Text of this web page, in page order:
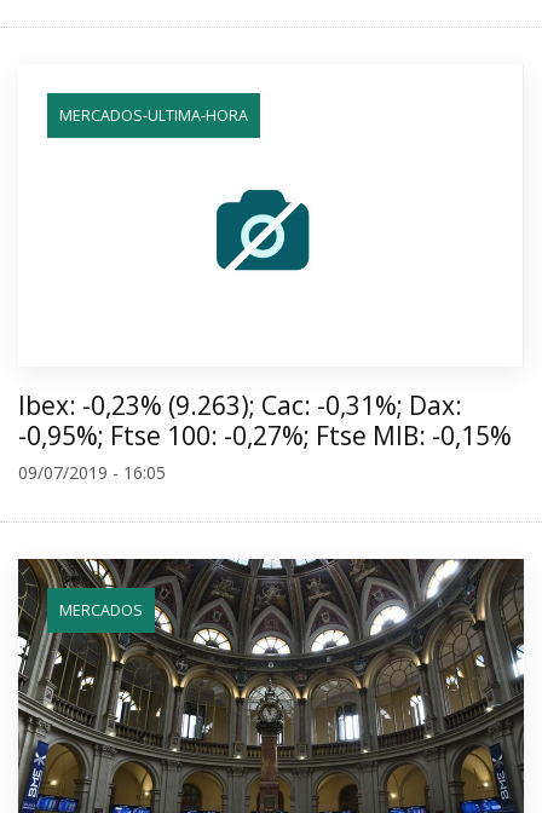
MERCADOS-ULTIMA-HORA
Ibex: -0,23% (9.263); Cac: -0,31%; Dax:
-0,95%; Ftse 100: -0,27%; Ftse MIB: -0,15%
09/07/2019 - 16:05
MERCADOS